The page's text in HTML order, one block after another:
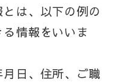
は、以下の例の
情報をいいま
日、住所、ご職